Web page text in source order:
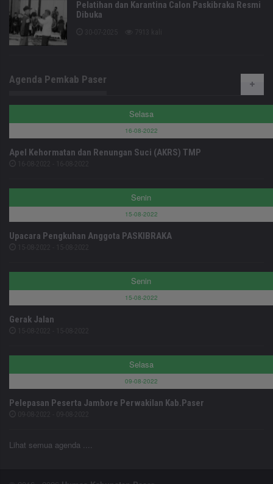
Pelatihan dan Karantina Calon Paskibraka Resmi
Dibuka
Agenda Pemkab Paser
Selasa
16-08-2022
Apel Kehormatan dan Renungan Suci (AKRS) TMP
Senin
15-08-2022
Upacara Pengkuhan Anggota PASKIBRAKA
Senin
15-08-2022
Gerak Jalan
Selasa
09-08-2022
Pelepasan Peserta Jambore Perwakilan Kab.Paser
Lihat semua agenda ....